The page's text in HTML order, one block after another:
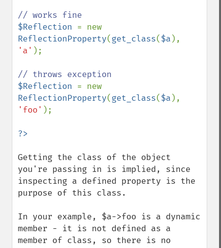
$Reflection
ReflectionProperty(get_class($a
'a' );
$Reflection
ReflectionProperty(get_class($a
'foo' );
Getting the class of the object
you're passing in is implied, since
inspecting a defined property is the
purpose of this class.
In your example, $a->foo is a dynamic
member - it is not defined as a
member of class, so there is no